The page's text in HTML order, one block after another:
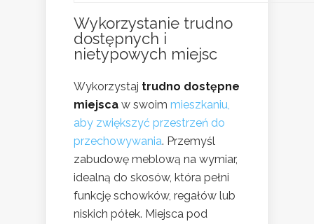
Wykorzystanie trudno
dostępnych i
nietypowych miejsc
Wykorzystaj trudno dostępne
miejsca w swoim mieszkaniu,
aby zwiększyć przestrzeń do
przechowywania. Przemyśl
zabudowę meblową na wymiar,
idealną do skosów, która pełni
funkcję schowków, regałów lub
niskich półek. Miejsca pod